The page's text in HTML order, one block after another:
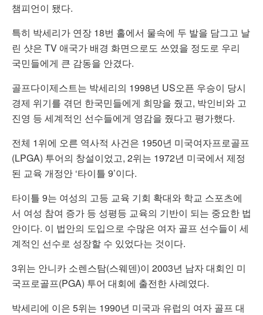
챔피언이 됐다.
특히 박세리가 연장 18번 홀에서 물속에 두 발을 담그고 날
린 샷은 TV 애국가 배경 화면으로도 쓰였을 정도로 우리
국민들에게 큰 감동을 안겼다.
골프다이제스트는 박세리의 1998년 US오픈 우승이 당시
경제 위기를 겪던 한국민들에게 희망을 줬고, 박인비와 고
진영 등 세계적인 선수들에게 영감을 줬다고 평가했다.
전체 1위에 오른 역사적 사건은 1950년 미국여자프로골프
(LPGA) 투어의 창설이었고, 2위는 1972년 미국에서 제정
된 교육 개정안 ‘타이틀 9’이다.
타이틀 9는 여성의 고등 교육 기회 확대와 학교 스포츠에
서 여성 참여 증가 등 성평등 교육의 기반이 되는 중요한 법
안이다. 이 법안의 도입으로 수많은 여자 골프 선수들이 세
계적인 선수로 성장할 수 있었다는 것이다.
3위는 안니카 소렌스탐(스웨덴)이 2003년 남자 대회인 미
국프로골프(PGA) 투어 대회에 출전한 사례였다.
박세리에 이은 5위는 1990년 미국과 유럽의 여자 골프 대